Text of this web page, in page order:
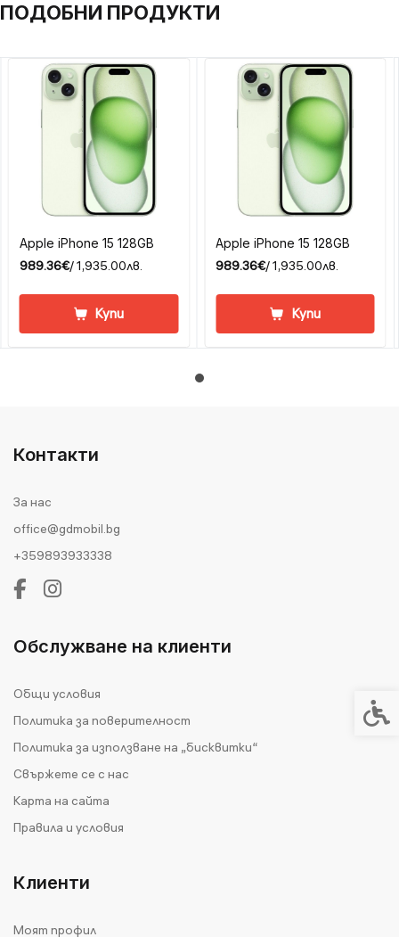
ПОДОБНИ ПРОДУКТИ
Apple iPhone 15 128GB
989.36€/ 1,935.00лв.
Купи
Apple iPhone 15 128GB
989.36€/ 1,935.00лв.
Купи
Контакти
За нас
office@gdmobil.bg
+359893933338
Обслужване на клиенти
Общи условия
Политика за поверителност
Политика за използване на „бисквитки“
Свържете се с нас
Карта на сайта
Правила и условия
Клиенти
Моят профил